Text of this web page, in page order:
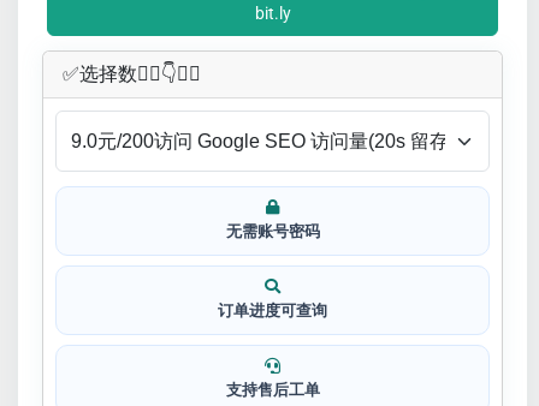
bit.ly
✅​选择数👇🏻​​👇👇🏻​​
无需账号密码
订单进度可查询
支持售后工单